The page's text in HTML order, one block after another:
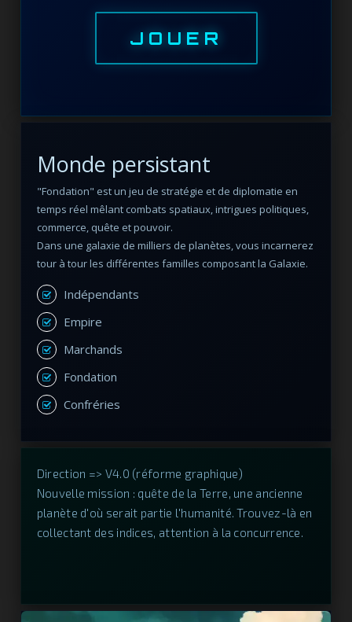
JOUER
Monde persistant
"Fondation" est un jeu de stratégie et de diplomatie en
temps réel mêlant combats spatiaux, intrigues politiques,
commerce, quête et pouvoir.
Dans une galaxie de milliers de planètes, vous incarnerez
tour à tour les différentes familles composant la Galaxie.
Indépendants
Empire
Marchands
Fondation
Confréries
Direction => V4.0 (réforme graphique)
Nouvelle mission : quête de la Terre, une ancienne
planète d'où serait partie l'humanité. Trouvez-là en
collectant des indices, attention à la concurrence.